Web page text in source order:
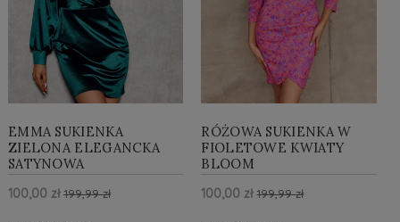
EMMA SUKIENKA
ZIELONA ELEGANCKA
SATYNOWA
100,00 zł 199,99 zł
RÓŻOWA SUKIENKA W
FIOLETOWE KWIATY
BLOOM
100,00 zł 199,99 zł